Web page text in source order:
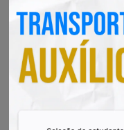
Radar